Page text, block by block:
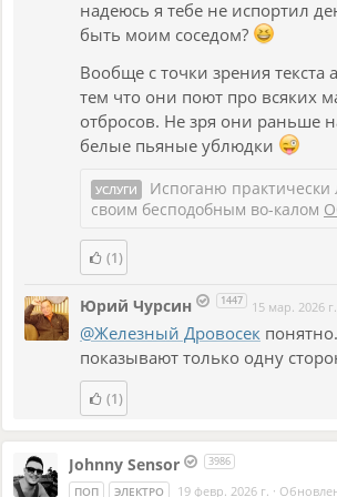
переплелись ушлёпство
абстрактный психологизм,
утратить исконный абсурдизм и
You trace patterns on the grass,
Asking everyone who passed,
But no one answers why
Would you like to ask Dr. Down,
Would you like to ask a field mouse
When the earth turns around,
What the rolling-down sun
Does behind the house.
You pull levers in the air.
надеюсь я тебе не испортил
быть моим соседом?
Вообще с точки зрения текста
тем что они поют про всяких
отбросов. Не зря они раньше
белые пьяные ублюдки
УСЛУГИ
Испоганю
своим бесподобным во-калом
(1)
Юрий Чурсин 1447 15 мар. 2026 г.
@Железный Дровосек
показывают только одну
(1)
Johnny Sensor 3986
ПОП ЭЛЕКТРО 19 февр. 2026 г. ·